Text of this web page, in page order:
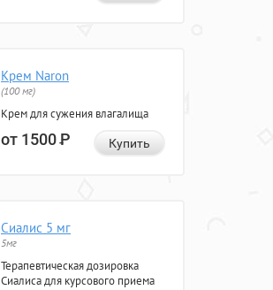
Крем Naron
(100 мг)
Крем для сужения влагалища
от 1500Р Купить
Сиалис 5 мг
5мг
Терапевтическая дозировка
Сиалиса для курсового приема